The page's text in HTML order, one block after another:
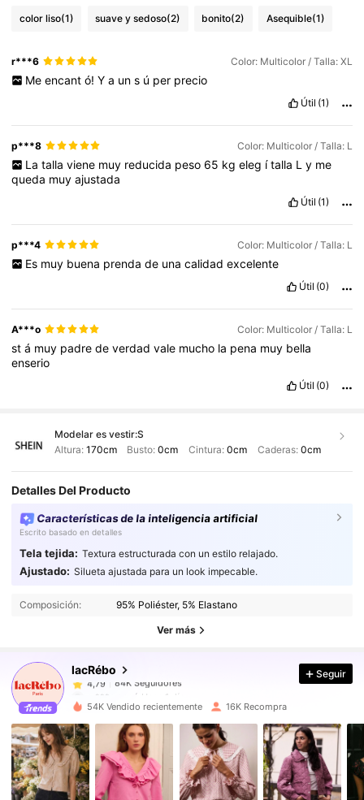
color liso(1) suave y sedoso(2) bonito(2) Asequible(1)
r***6 Color: Multicolor / Talla: XL
Me encant ó! Y a un s ú per precio
Útil (1)
p***8 Color: Multicolor / Talla: L
La talla viene muy reducida peso 65 kg eleg ítalla L y me
queda muyajustada
Útil (1)
p***4 Color: Multicolor / Talla: L
Es muy buena prenda de una calidad excelente
Útil (0)
A***o Color: Multicolor / Talla: L
stá muy padredeverdadvale mucho la pena muy bella
enserio
Útil (0)
Modelar es vestir:S
Altura: 170cm Busto:0cm Cintura: 0cm Caderas: 0cm
Detalles Del Producto
Características de la inteligencia artificial
Escrito basado en detalles
Tela tejida: Textura estructurada con un estilo relajado.
Ajustado: Silueta ajustada para un look impecable.
Composición: 95% Poliéster, 5% Elastano
Ver más
lacRébo
4,79 84K Seguidores
84K Seguidores
4,79
84K Seguidores
m***npagóHace 1 día
4,79 84K Seguidores
4,79 84K Seguidores
Seguir
54K Vendido recientemente 16K Recompra